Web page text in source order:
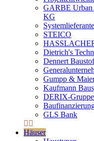
GARBE Urban
KG
STEICO
Dietrich's
Dennert
Gumpp &
Kaufmann
DERIX-Gruppe
GLS Bank
Häuser